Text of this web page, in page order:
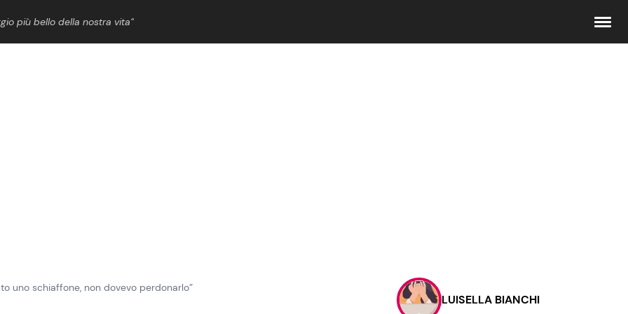
più bello della nostra vita”
Contattaci
Pubblicità
uno schiaffone, non dovevo perdonarlo”
LUISELLA BIANCHI